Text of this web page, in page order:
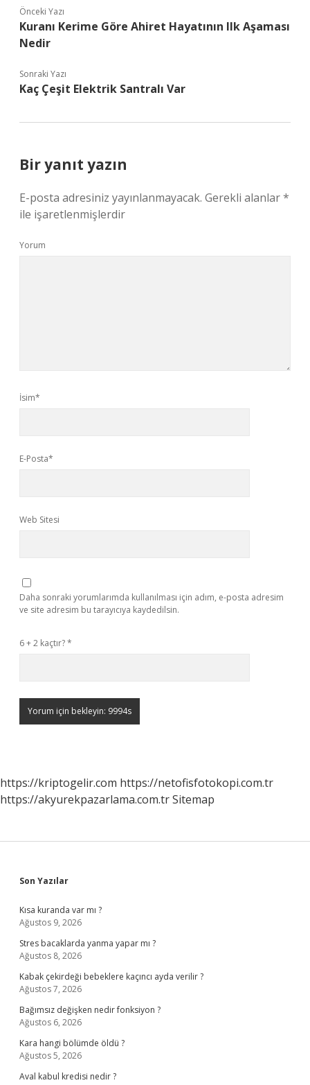
Önceki Yazı
Kuranı Kerime Göre Ahiret Hayatının Ilk Aşaması
Nedir
Sonraki Yazı
Kaç Çeşit Elektrik Santralı Var
Bir yanıt yazın
E-posta adresiniz yayınlanmayacak. Gerekli alanlar*
ile işaretlenmişlerdir
Yorum
İsim*
E-Posta*
Web Sitesi
Daha sonraki yorumlarımda kullanılması için adım, e-posta adresim
ve site adresim bu tarayıcıya kaydedilsin.
6 + 2 kaçtır?*
https://kriptogelir.com https://netofisfotokopi.com.tr
https://akyurekpazarlama.com.trSitemap
Sidebar
Son Yazılar
Kısa kuranda var mı ?
Ağustos 9, 2026
Stres bacaklarda yanma yapar mı ?
Ağustos 8, 2026
Kabak çekirdeği bebeklere kaçıncı ayda verilir ?
Ağustos 7, 2026
Bağımsız değişken nedir fonksiyon ?
Ağustos 6, 2026
Kara hangi bölümde öldü ?
Ağustos 5, 2026
Aval kabul kredisi nedir ?